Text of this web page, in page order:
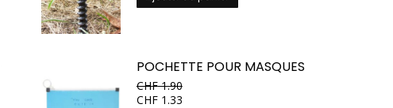
POCHETTE POUR MASQUES
CHF1.90
CHF1.33